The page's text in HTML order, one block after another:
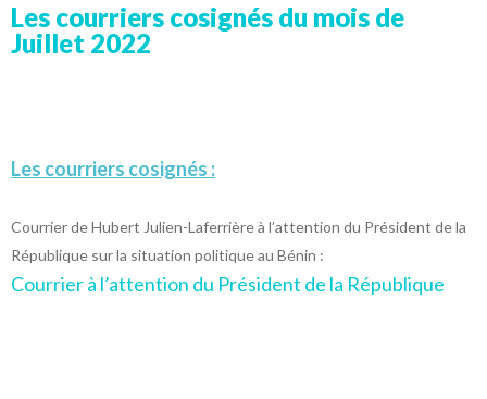
Les courriers cosignés du mois de
Juillet 2022
Les courriers cosignés :
Courrier de Hubert Julien-Laferrière à l’attention du Président de la
République sur la situation politique au Bénin :
Courrier à l’attention du Président de la République